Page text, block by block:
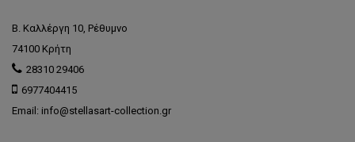
Β. Καλλέργη 10, Ρέθυμνο
74100 Κρήτη
28310 29406
6977404415
Email: info@stellasart-collection.gr